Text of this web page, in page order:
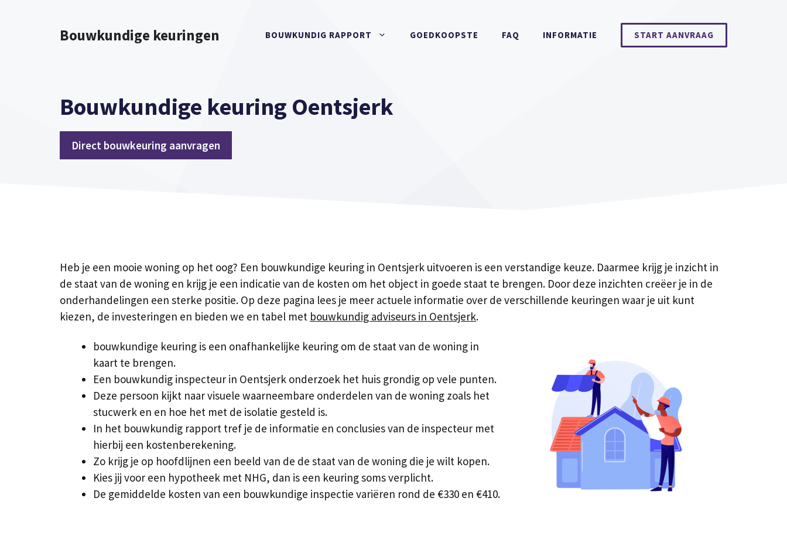
Bouwkundige keuringen BOUWKUNDIG RAPPORT GOEDKOOPSTE FAQ INFORMATIE START AANVRAAG
Bouwkundige keuring Oentsjerk
Direct bouwkeuring aanvragen
Heb je een mooie woning op het oog? Een bouwkundige keuring in Oentsjerk uitvoeren is een verstandige keuze. Daarmee krijg je inzicht in
de staat van de woning en krijg je een indicatie van de kosten om het object in goede staat te brengen. Door deze inzichten creëer je in de
onderhandelingen een sterke positie. Op deze pagina lees je meer actuele informatie over de verschillende keuringen waar je uit kunt
kiezen, de investeringen en bieden we en tabel met bouwkundig adviseurs in Oentsjerk.
bouwkundige keuring is een onafhankelijke keuring om de staat van de woning in
kaart te brengen.
Een bouwkundig inspecteur in Oentsjerk onderzoek het huis grondig op vele punten.
Deze persoon kijkt naar visuele waarneembare onderdelen van de woning zoals het
stucwerk en en hoe het met de isolatie gesteld is.
In het bouwkundig rapport tref je de informatie en conclusies van de inspecteur met
hierbij een kostenberekening.
Zo krijg je op hoofdlijnen een beeld van de de staat van de woning die je wilt kopen.
Kies jij voor een hypotheek met NHG, dan is een keuring soms verplicht.
De gemiddelde kosten van een bouwkundige inspectie variëren rond de €330 en €410.